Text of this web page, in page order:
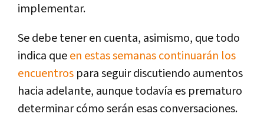
implementar.
Se debe tener en cuenta, asimismo, que todo
indica queen estas semanas continuarán los
encuentros para seguir discutiendo aumentos
hacia adelante, aunque todavía es prematuro
determinar cómo serán esas conversaciones.